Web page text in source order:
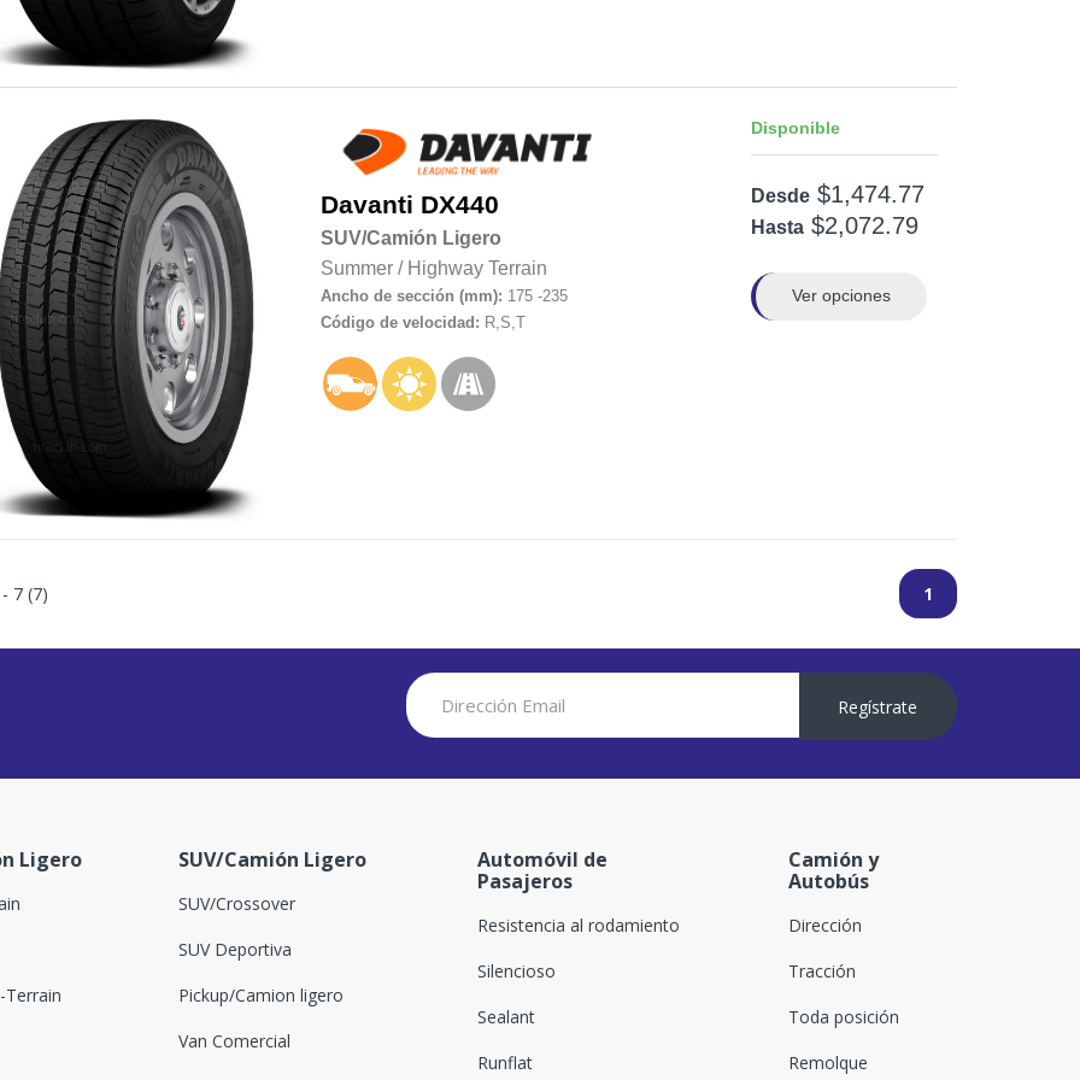
Davanti DX440
SUV/Camión Ligero
Summer/ Highway Terrain
Ancho de sección (mm): 175 -235
Código de velocidad: R,S,T
Disponible
Desde $1,474.77
Hasta $2,072.79
Ver opciones
7 (7) 1
Regístrate
Ligero SUV/Camión Ligero
SUV/Crossover
SUV Deportiva
Pickup/Camion ligero
Van Comercial
Automóvil de
Pasajeros
Resistencia al rodamiento
Silencioso
Sealant
Runflat
Camión y
Autobús
Dirección
Tracción
Toda posición
Remolque